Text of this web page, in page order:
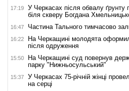
17:19
У Черкасах після обвалу ґрунту
біля скверу Богдана
16:47 Частина Тального тимчасово
16:22
На Черкащині молодята
після одруження
15:50
На Черкащині суд повернув
парку "Нижньосульський"
15:37
У Черкасах 75-річній жінці
на серці